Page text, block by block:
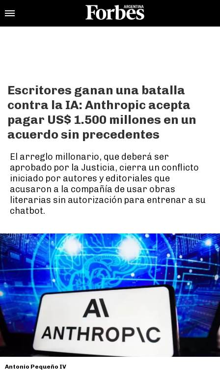
Escritores ganan una batalla
contra la IA: Anthropic acepta
pagar US$ 1.500 millones en un
acuerdo sin precedentes
El arreglo millonario, que deberá ser
aprobado por la Justicia, cierra un conflicto
iniciado por autores y editoriales que
acusaron a la compañía de usar obras
literarias sin autorización para entrenar a su
chatbot.
Antonio Pequeño IV